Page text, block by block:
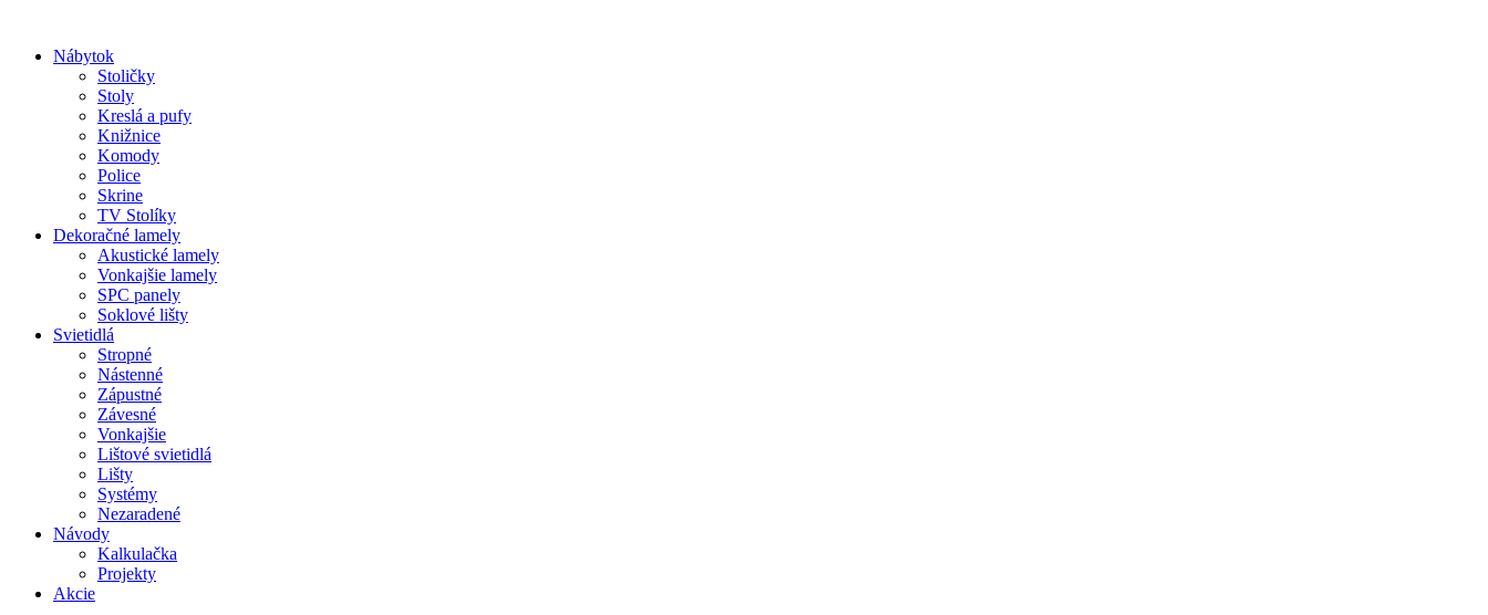
obsah
Nábytok
Stoličky
Stoly
Kreslá a pufy
Knižnice
Komody
Police
Skrine
TV Stolíky
Dekoračné lamely
Akustické lamely
Vonkajšie lamely
SPC panely
Soklové lišty
Svietidlá
Stropné
Nástenné
Zápustné
Závesné
Vonkajšie
Lištové svietidlá
Lišty
Systémy
Nezaradené
Návody
Kalkulačka
Projekty
Akcie